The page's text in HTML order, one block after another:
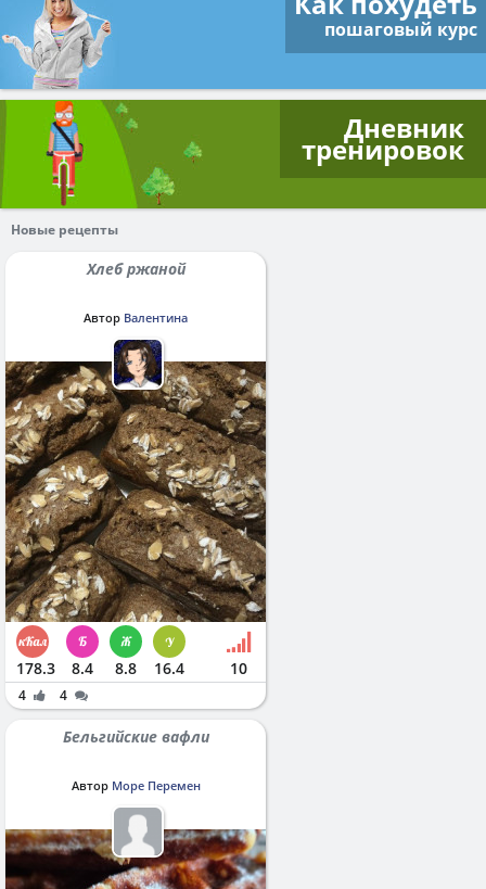
пошаговый курс
Дневник
тренировок
Новые рецепты
Хлеб ржаной
Автор Валентина
178.3 8.4 8.8 16.4 10
4 4
Бельгийские вафли
Автор Море Перемен